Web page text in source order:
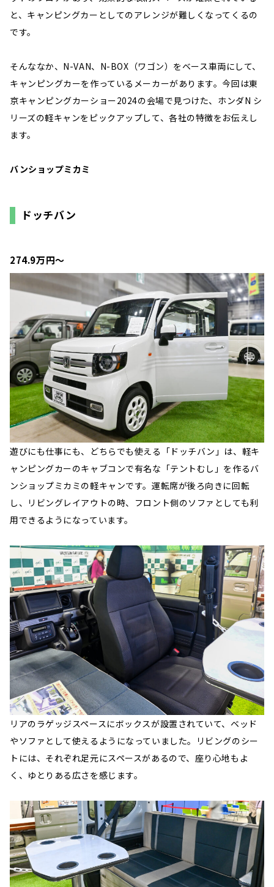
と、キャンピングカーとしてのアレンジが難しくなってくるの
です。
そんななか、N-VAN、N-BOX（ワゴン）をベース車両にして、
キャンピングカーを作っているメーカーがあります。今回は東
京キャンピングカーショー2024の会場で見つけた、ホンダN シ
リーズの軽キャンをピックアップして、各社の特徴をお伝えし
ます。
バンショップミカミ
ドッチバン
274.9万円〜
遊びにも仕事にも、どちらでも使える「ドッチバン」は、軽キ
ャンピングカーのキャブコンで有名な「テントむし」を作るバ
ンショップミカミの軽キャンです。運転席が後ろ向きに回転
し、リビングレイアウトの時、フロント側のソファとしても利
用できるようになっています。
リアのラゲッジスペースにボックスが設置されていて、ベッド
やソファとして使えるようになっていました。リビングのシー
トには、それぞれ足元にスペースがあるので、座り心地もよ
く、ゆとりある広さを感じます。